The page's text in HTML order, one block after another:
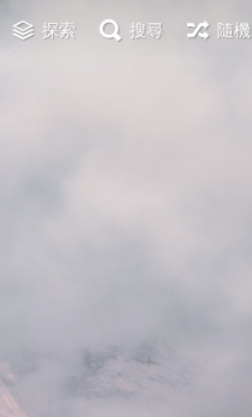
探索 搜尋 隨機